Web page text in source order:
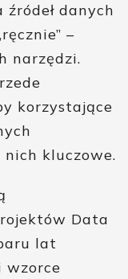
danych
–
narzędzi.
korzystające
kluczowe.
Data
lat
wzorce